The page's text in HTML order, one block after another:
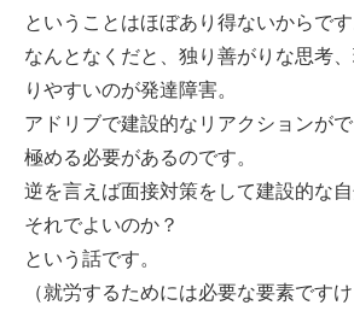
ということはほぼあり得ないからです
なんとなくだと、独り善がりな思考
りやすいのが発達障害。
アドリブで建設的なリアクションが
極める必要があるのです。
逆を言えば面接対策をして建設的な
それでよいのか？
という話です。
（就労するためには必要な要素です